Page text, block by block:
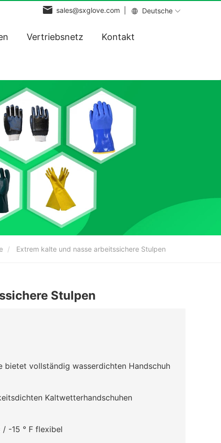
Deutsche
sales@sxglove.com |
Vertriebsnetz Kontakt
Extrem kalte und nasse arbeitssichere Stulpen
Stulpen
bietet vollständig wasserdichten Handschuh
Kaltwetterhandschuhen
-15 ° F flexibel